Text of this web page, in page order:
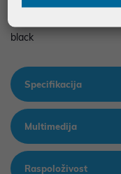
black
Specifikacija
Multimedija
Raspoloživost